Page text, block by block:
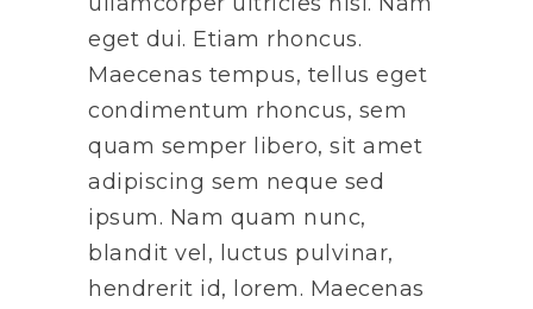
eget dui. Etiam rhoncus.
Maecenas tempus, tellus eget
condimentum rhoncus, sem
quam semper libero, sit amet
adipiscing sem neque sed
ipsum. Nam quam nunc,
blandit vel, luctus pulvinar,
hendrerit id, lorem. Maecenas